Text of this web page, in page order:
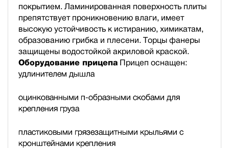
покрытием. Ламинированная поверхность плиты
препятствует проникновению влаги, имеет
высокую устойчивость к истиранию, химикатам,
образованию грибка и плесени. Торцы фанеры
защищены водостойкой акриловой краской.
Оборудование прицепа Прицеп оснащен:
удлинителем дышла
оцинкованными п-образными скобами для
крепления груза
пластиковыми грязезащитными крыльями с
кронштейнами крепления